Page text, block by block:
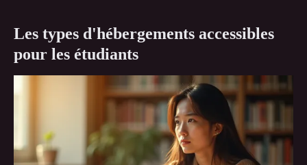
Les types d'hébergements accessibles
pour les étudiants